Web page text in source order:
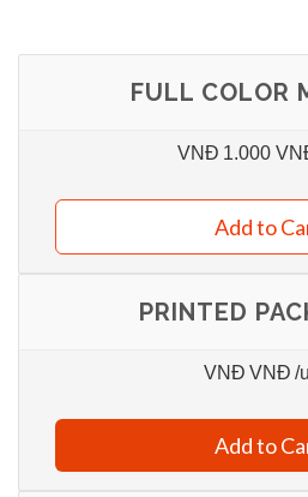
FULL COLOR
VNĐ 1.000
Add to
PRINTED
VNĐ VNĐ /
Add to